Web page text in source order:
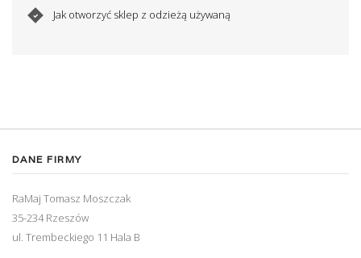
Jak otworzyć sklep z odzieżą używaną
DANE FIRMY
RaMaj Tomasz Moszczak
35-234 Rzeszów
ul. Trembeckiego 11 Hala B